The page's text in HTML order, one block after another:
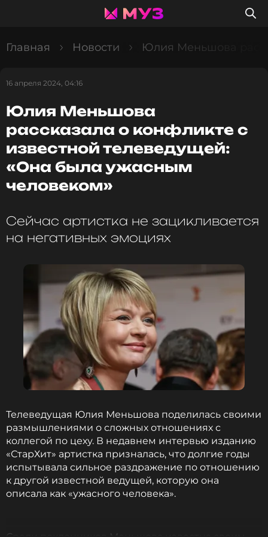
Главная Новости Юлия Меньшова
16 апреля 2024, 04:16
Юлия Меньшова
рассказала о конфликте с
известной телеведущей:
«Она была ужасным
человеком»
Сейчас артистка не зацикливается
на негативных эмоциях
Телеведущая Юлия Меньшова поделилась своими
размышлениями о сложных отношениях с
коллегой по цеху. В недавнем интервью изданию
«СтарХит» артистка призналась, что долгие годы
испытывала сильное раздражение по отношению
к другой известной ведущей, которую она
описала как «ужасного человека».